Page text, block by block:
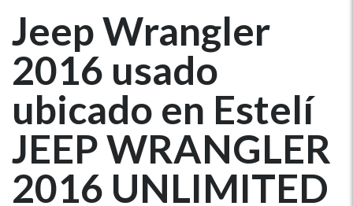
Jeep Wrangler
2016 usado
ubicado en Estelí
JEEP WRANGLER
2016 UNLIMITED